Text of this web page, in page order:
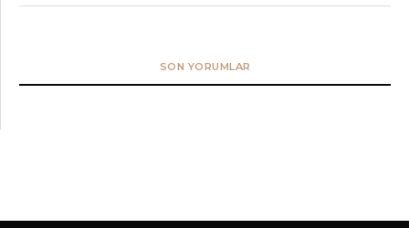
SON YORUMLAR